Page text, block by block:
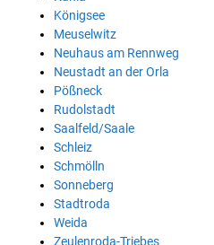
Königsee
Meuselwitz
Neuhaus am Rennweg
Neustadt an der Orla
Pößneck
Rudolstadt
Saalfeld/Saale
Schleiz
Schmölln
Sonneberg
Stadtroda
Weida
Zeulenroda-Triebes